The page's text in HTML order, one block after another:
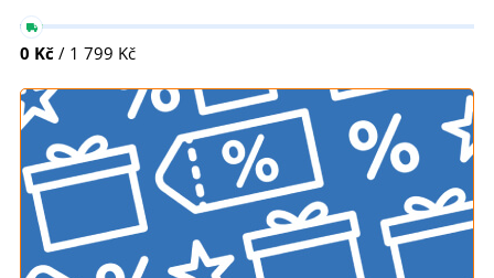
0 Kč / 1 799 Kč